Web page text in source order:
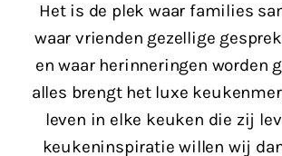
Het is de plek waar families
waar vrienden gezellige
en waar herinneringen worden
alles brengt het luxe
leven in elke keuken die zij
keukeninspiratie willen wij